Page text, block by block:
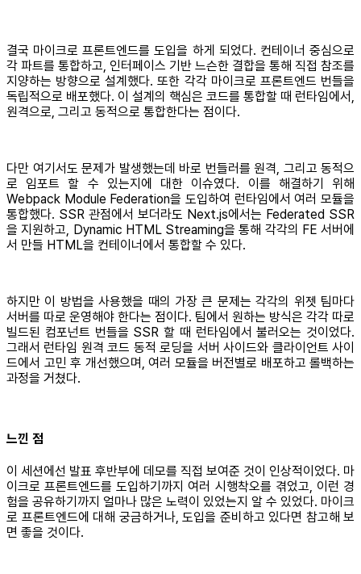
결국 마이크로 프론트엔드를 도입을 하게 되었다. 컨테이너 중심으로
각 파트를 통합하고, 인터페이스 기반 느슨한 결합을 통해 직접 참조를
지양하는 방향으로 설계했다. 또한 각각 마이크로 프론트엔드 번들을
독립적으로 배포했다. 이 설계의 핵심은 코드를 통합할 때 런타임에서,
원격으로, 그리고 동적으로 통합한다는 점이다.
다만 여기서도 문제가 발생했는데 바로 번들러를 원격, 그리고 동적으
로 임포트 할 수 있는지에 대한 이슈였다. 이를 해결하기 위해
Webpack Module Federation을 도입하여 런타임에서 여러 모듈을
통합했다. SSR 관점에서 보더라도 Next.js에서는 Federated SSR
을 지원하고, Dynamic HTML Streaming을 통해 각각의 FE 서버에
서 만들 HTML을 컨테이너에서 통합할 수 있다.
하지만 이 방법을 사용했을 때의 가장 큰 문제는 각각의 위젯 팀마다
서버를 따로 운영해야 한다는 점이다. 팀에서 원하는 방식은 각각 따로
빌드된 컴포넌트 번들을 SSR 할 때 런타임에서 불러오는 것이었다.
그래서 런타임 원격 코드 동적 로딩을 서버 사이드와 클라이언트 사이
드에서 고민 후 개선했으며, 여러 모듈을 버전별로 배포하고 롤백하는
과정을 거쳤다.
느낀 점
이 세션에선 발표 후반부에 데모를 직접 보여준 것이 인상적이었다. 마
이크로 프론트엔드를 도입하기까지 여러 시행착오를 겪었고, 이런 경
험을 공유하기까지 얼마나 많은 노력이 있었는지 알 수 있었다. 마이크
로 프론트엔드에 대해 궁금하거나, 도입을 준비하고 있다면 참고해 보
면 좋을 것이다.